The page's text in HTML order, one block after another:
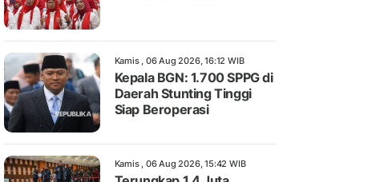
Kamis , 06 Aug 2026, 16:12 WIB
Kepala BGN: 1.700 SPPG di
Daerah Stunting Tinggi
Siap Beroperasi
Kamis , 06 Aug 2026, 15:42 WIB